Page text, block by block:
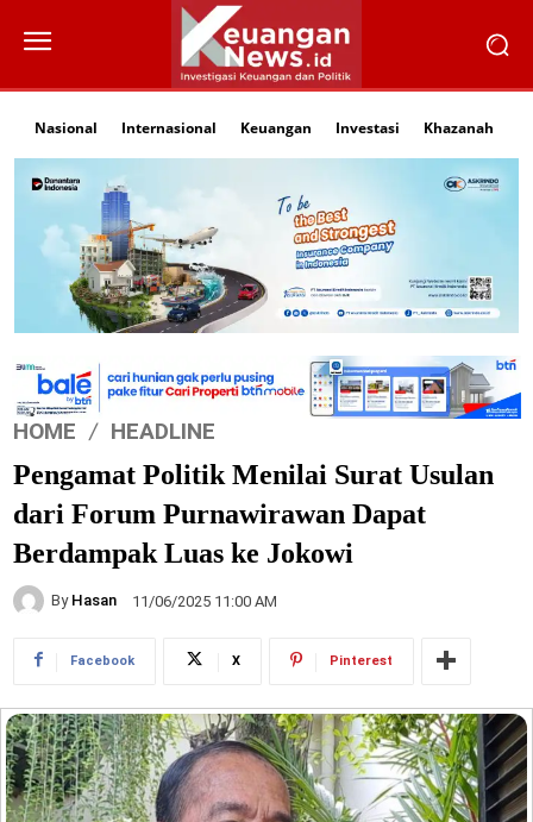
Nasional Internasional Keuangan Investasi Khazanah
HOME HEADLINE
Pengamat Politik Menilai Surat Usulan
dari Forum Purnawirawan Dapat
Berdampak Luas ke Jokowi
By Hasan 11/06/2025 11:00 AM
Facebook X Pinterest